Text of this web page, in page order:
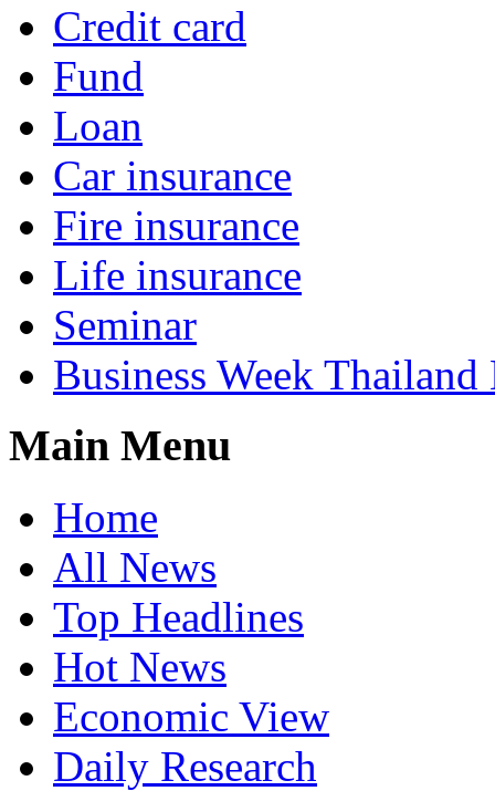
Credit card
Fund
Loan
Car insurance
Fire insurance
Life insurance
Seminar
Business Week Thailand
Main Menu
Home
All News
Top Headlines
Hot News
Economic View
Daily Research